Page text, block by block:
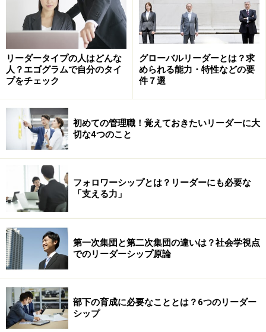
リーダータイプの人はどんな
人？エゴグラムで自分のタイ
プをチェック
グローバルリーダーとは？求
められる能力・特性などの要
件７選
初めての管理職！覚えておきたいリーダーに大
切な4つのこと
フォロワーシップとは？リーダーにも必要な
「支える力」
第一次集団と第二次集団の違いは？社会学視点
でのリーダーシップ原論
部下の育成に必要なこととは？6つのリーダー
シップ